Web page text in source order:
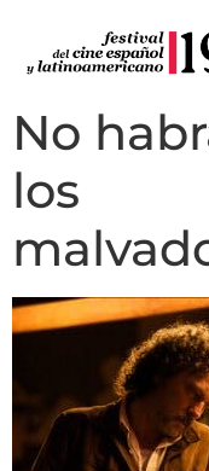
No
los